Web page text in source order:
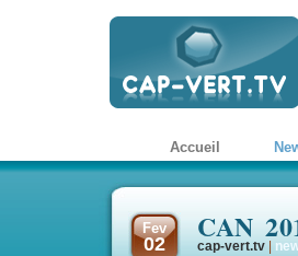
Accueil
Fev
02 CAN
cap-vert.tv